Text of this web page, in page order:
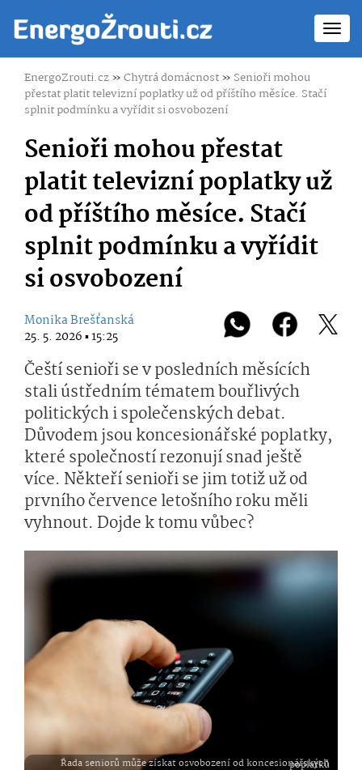
EnergoZrouti.cz»Chytrá domácnost» Senioři mohou
přestat platit televizní poplatky už od příštího měsíce. Stačí
splnit podmínku a vyřídit si osvobození
Senioři mohou přestat
platit televizní poplatky už
od příštího měsíce. Stačí
splnit podmínku a vyřídit
si osvobození
Monika Brešťanská
25. 5. 2026 ▪ 15:25
Čeští senioři se v posledních měsících
stali ústředním tématem bouřlivých
politických i společenských debat.
Důvodem jsou koncesionářské poplatky,
které společností rezonují snad ještě
více. Někteří senioři se jim totiž už od
prvního července letošního roku měli
vyhnout. Dojde k tomu vůbec?
Řada seniorů může získat osvobození od koncesionářských poplatků